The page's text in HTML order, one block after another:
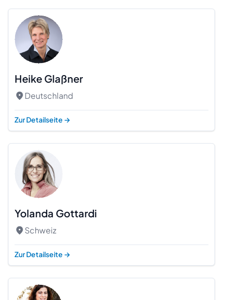
Heike Glaßner
Deutschland
Zur Detailseite →
Yolanda Gottardi
Schweiz
Zur Detailseite →